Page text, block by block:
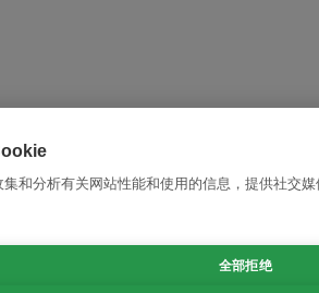
和分析有关网站性能和使用的信息，提供社交
全部拒绝